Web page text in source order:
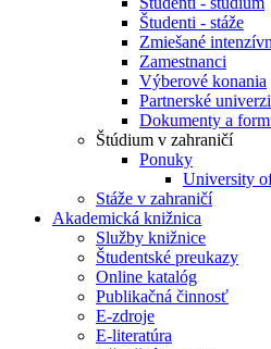
Študenti - stáže
Zmiešané
Zamestnanci
Výberové konania
Partnerské
Dokumenty a
Štúdium v zahraničí
Ponuky
University
Stáže v zahraničí
Akademická knižnica
Služby knižnice
Študentské preukazy
Online katalóg
Publikačná činnosť
E-zdroje
E-literatúra